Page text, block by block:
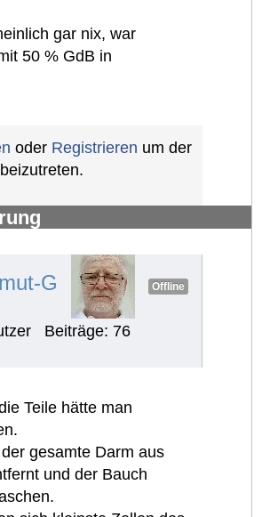
gar nix, war
50 % GdB in
oder Registrieren um der
G Offline
Beiträge: 76
Teile hätte man
gesamte Darm aus
und der Bauch